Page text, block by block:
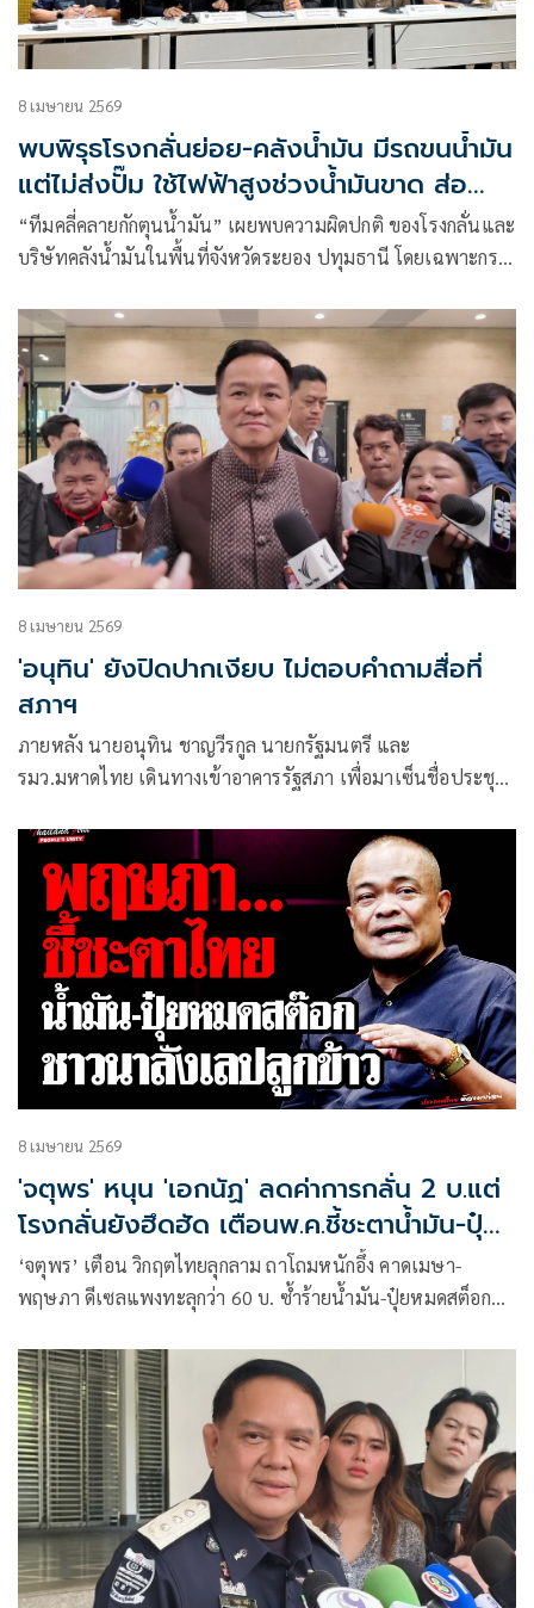
8 เมษายน 2569
พบพิรุธโรงกลั่นย่อย-คลังน้ำมัน มีรถขนน้ำมัน
แต่ไม่ส่งปั๊ม ใช้ไฟฟ้าสูงช่วงน้ำมันขาด ส่อ
กักตุนเก็งกำไร
“ทีมคลี่คลายกักตุนน้ำมัน” เผยพบความผิดปกติ ของโรงกลั่นและ
บริษัทคลังน้ำมันในพื้นที่จังหวัดระยอง ปทุมธานี โดยเฉพาะกรณี
ไฟฟ้าสูงในช่วงน้ำมันขาดแคลน ลักษณะคล้ายกักตุนน้ำมันและ
รอขายออกเพื่อเก็งกำไร
8 เมษายน 2569
'อนุทิน' ยังปิดปากเงียบ ไม่ตอบคำถามสื่อที่
สภาฯ
ภายหลัง นายอนุทิน ชาญวีรกูล นายกรัฐมนตรี และ
รมว.มหาดไทย เดินทางเข้าอาคารรัฐสภา เพื่อมาเซ็นชื่อประชุม
ชั่วโมง ก่อนจะเดินทางกลับออกไปทำเนียบรัฐบาล
8 เมษายน 2569
'จตุพร' หนุน 'เอกนัฏ' ลดค่าการกลั่น 2 บ.แต่
โรงกลั่นยังฮึดฮัด เตือนพ.ค.ชี้ชะตาน้ำมัน-ปุ๋ย
หมด
‘จตุพร’ เตือน วิกฤตไทยลุกลาม ถาโถมหนักอึ้ง คาดเมษา-
พฤษภา ดีเซลแพงทะลุกว่า 60 บ. ซ้ำร้ายน้ำมัน-ปุ๋ยหมดสต็อก
กำไรกันเบิกบาน ให้กำลังใจ รมว.พลังงาน ขอลดค่ากลั่น 2 บ.ยัง
ฮึดฮัด เชื่อ ‘ศุภจี’ เหนื่อยแบกปัญหา